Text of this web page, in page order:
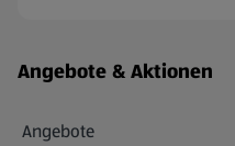
Fußzeilenmenü - weitere Links
Angebote & Aktionen
Angebote